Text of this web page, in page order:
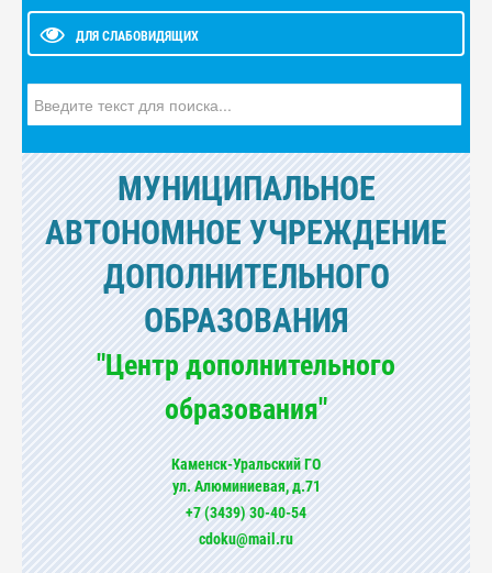
ДЛЯ СЛАБОВИДЯЩИХ
МУНИЦИПАЛЬНОЕ
АВТОНОМНОЕ УЧРЕЖДЕНИЕ
ДОПОЛНИТЕЛЬНОГО
ОБРАЗОВАНИЯ
"Центр дополнительного
образования"
Каменск-Уральский ГО
ул. Алюминиевая, д.71
+7 (3439) 30-40-54
cdoku@mail.ru